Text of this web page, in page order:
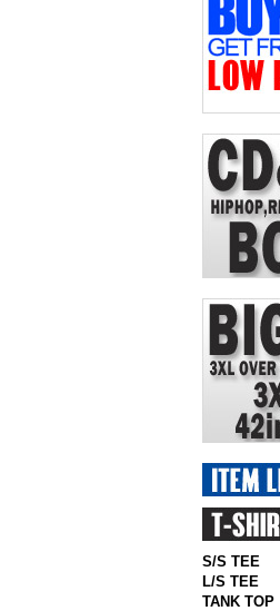
S/S TEE
L/S TEE
TANK TOP